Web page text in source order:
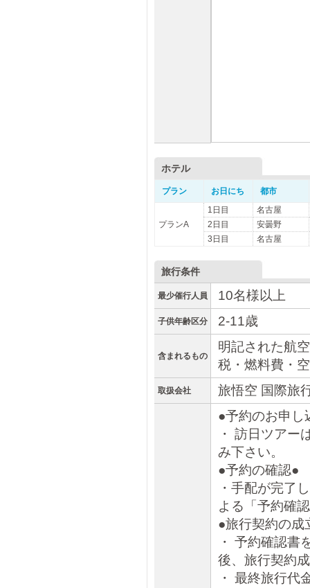
ホテル
プラン お日にち 都市
プランA
1日目
名古屋
2日目
安曇野
3日目
名古屋
旅行条件
最少催行人員 10名様以上
子供年齢区分 2-11歳
含まれるもの
明記された航
税・燃料費・
取扱会社 旅悟空 国際旅
●予約のお申し
・ 訪日ツアー
み下さい。
●予約の確認●
・手配が完了
よる「予約確
●旅行契約の成
・ 予約確認書
後、旅行契約
・ 最終旅行代